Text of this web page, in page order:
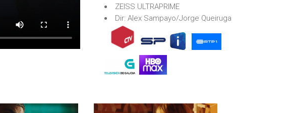
ZEISS ULTRAPRIME
Dir: Alex Sampayo/Jorge Queiruga